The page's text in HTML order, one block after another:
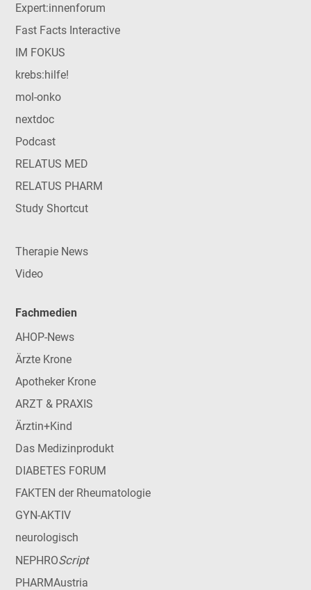
Expert:innenforum
Fast Facts Interactive
IM FOKUS
krebs:hilfe!
mol-onko
nextdoc
Podcast
RELATUS MED
RELATUS PHARM
Study Shortcut
Therapie News
Video
Fachmedien
AHOP-News
Ärzte Krone
Apotheker Krone
ARZT & PRAXIS
Ärztin+Kind
Das Medizinprodukt
DIABETES FORUM
FAKTEN der Rheumatologie
GYN-AKTIV
neurologisch
NEPHROScript
PHARMAustria